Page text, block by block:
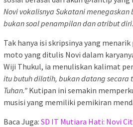
Novi vokalisnya Sukatani
bukan soal penampilan dan atribut
Tak hanya isi skripsinya yang
moto yang ditulis Novi dalam
Wiji Thukul, ia menuliskan kalimat
itu butuh dilatih, bukan datang secara
Tuhan.” Kutipan ini semakin
musisi yang memiliki pemikiran
Baca Juga: SD IT Mutiara Hati: Novi